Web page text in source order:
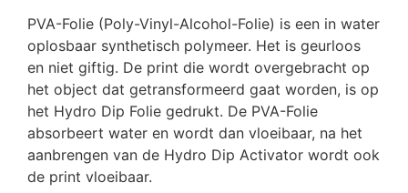
PVA-Folie (Poly-Vinyl-Alcohol-Folie) is een in water
oplosbaar synthetisch polymeer. Het is geurloos
en niet giftig. De print die wordt overgebracht op
het object dat getransformeerd gaat worden, is op
het Hydro Dip Folie gedrukt. De PVA-Folie
absorbeert water en wordt dan vloeibaar, na het
aanbrengen van de Hydro Dip Activator wordt ook
de print vloeibaar.